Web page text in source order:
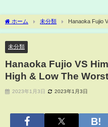
ホーム 未分類
Hanaoka Fujio
Worst X Cross
未分類
Hanaoka Fujio VS
High & Low The
2023年1月3日 2023年1月3日